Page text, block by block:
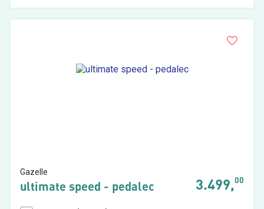
Gazelle
ultimate speed - pedalec 3.499,00